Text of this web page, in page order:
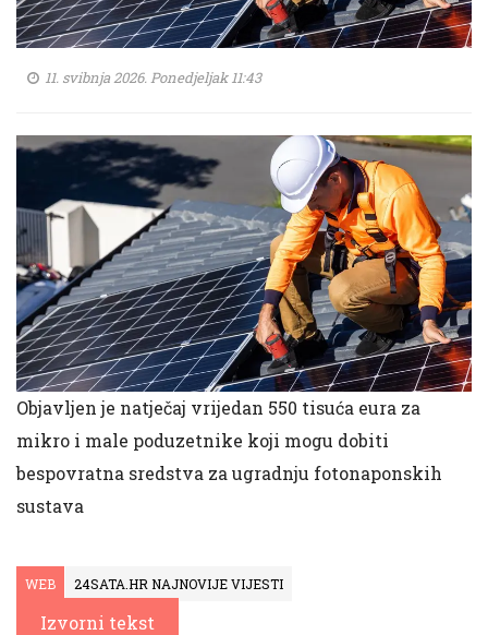
11. svibnja 2026. Ponedjeljak 11:43
Objavljen je natječaj vrijedan 550 tisuća eura za
mikro i male poduzetnike koji mogu dobiti
bespovratna sredstva za ugradnju fotonaponskih
sustava
WEB 24SATA.HR NAJNOVIJE VIJESTI
Izvorni tekst